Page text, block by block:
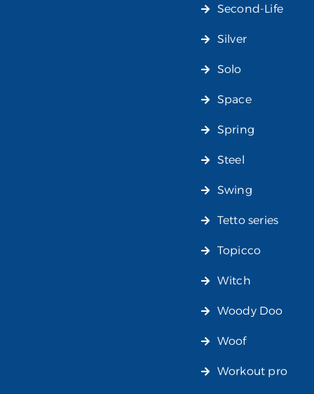
Second-Life
Silver
Solo
Space
Spring
Steel
Swing
Tetto series
Topicco
Witch
Woody Doo
Woof
Workout pro